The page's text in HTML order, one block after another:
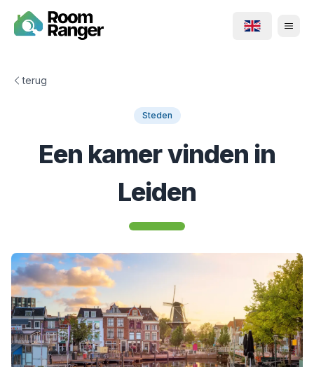
terug
Steden
Een kamer vinden in
Leiden